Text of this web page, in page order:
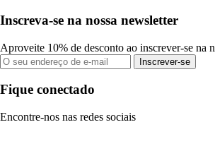
Inscreva-se na nossa newsletter
Aproveite 10% de desconto ao inscrever-se na
Inscrever-se
Fique conectado
Encontre-nos nas redes sociais